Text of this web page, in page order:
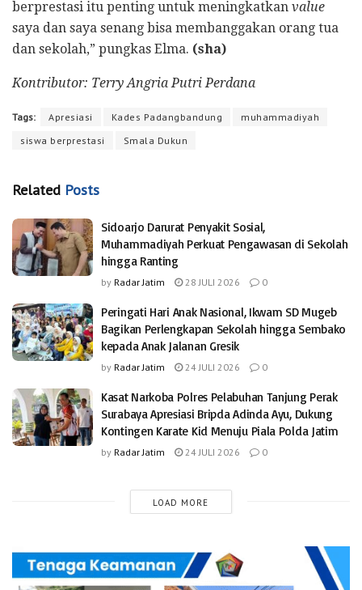
berprestasi itu penting untuk meningkatkan value
saya dan saya senang bisa membanggakan orang tua
dan sekolah,” pungkas Elma. (sha)
Kontributor: Terry Angria Putri Perdana
Tags: Apresiasi Kades Padangbandung
muhammadiyah
siswa berprestasi
Smala Dukun
Related Posts
Sidoarjo Darurat Penyakit Sosial,
Muhammadiyah Perkuat Pengawasan di Sekolah
hingga Ranting
by Radar Jatim 28 JULI 2026 0
Peringati Hari Anak Nasional, Ikwam SD Mugeb
Bagikan Perlengkapan Sekolah hingga Sembako
kepada Anak Jalanan Gresik
by Radar Jatim 24 JULI 2026 0
Kasat Narkoba Polres Pelabuhan Tanjung Perak
Surabaya Apresiasi Bripda Adinda Ayu, Dukung
Kontingen Karate Kid Menuju Piala Polda Jatim
by Radar Jatim 24 JULI 2026 0
LOAD MORE